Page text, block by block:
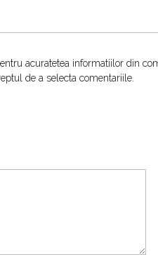
acuratetea informatiilor din
de a selecta comentariile.